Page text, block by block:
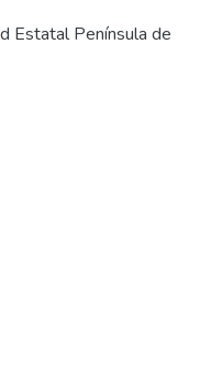
Estatal Península de